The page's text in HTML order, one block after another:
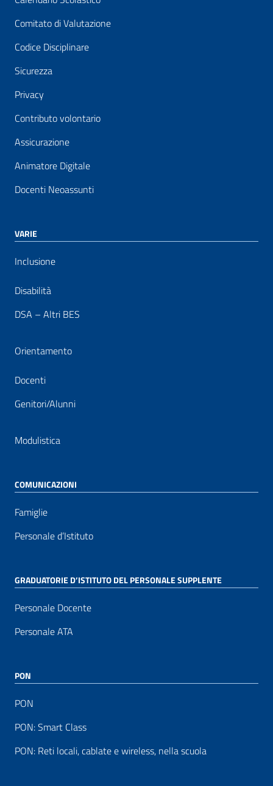
Comitato di Valutazione
Codice Disciplinare
Sicurezza
Privacy
Contributo volontario
Assicurazione
Animatore Digitale
Docenti Neoassunti
VARIE
Inclusione
Disabilità
DSA – Altri BES
Orientamento
Docenti
Genitori/Alunni
Modulistica
COMUNICAZIONI
Famiglie
Personale d’Istituto
GRADUATORIE D’ISTITUTO DEL PERSONALE SUPPLENTE
Personale Docente
Personale ATA
PON
PON
PON: Smart Class
PON: Reti locali, cablate e wireless, nella scuola